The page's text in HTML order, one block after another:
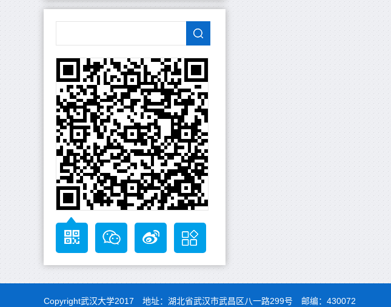
Copyright武汉大学2017 地址：湖北省武汉市武昌区八一路299号 邮编：430072